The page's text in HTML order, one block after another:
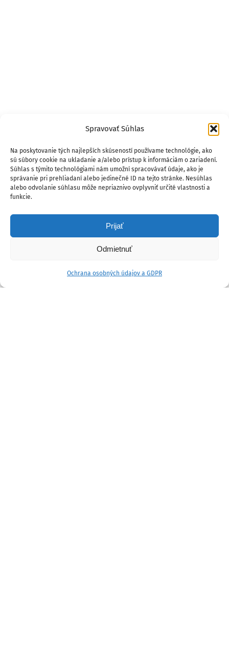
Spravovať Súhlas
Na poskytovanie tých najlepších skúseností používame technológie, ako
sú súbory cookie na ukladanie a/alebo prístup k informáciám o zariadení.
Súhlas s týmito technológiami nám umožní spracovávať údaje, ako je
správanie pri prehliadaní alebo jedinečné ID na tejto stránke. Nesúhlas
alebo odvolanie súhlasu môže nepriaznivo ovplyvniť určité vlastnosti a
funkcie.
Prijať
Odmietnuť
Ochrana osobných údajov a GDPR